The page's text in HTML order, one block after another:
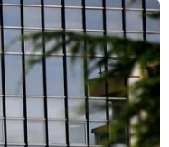
trên đó là dải băng đen
Phú Trọng. (Ảnh: Minh